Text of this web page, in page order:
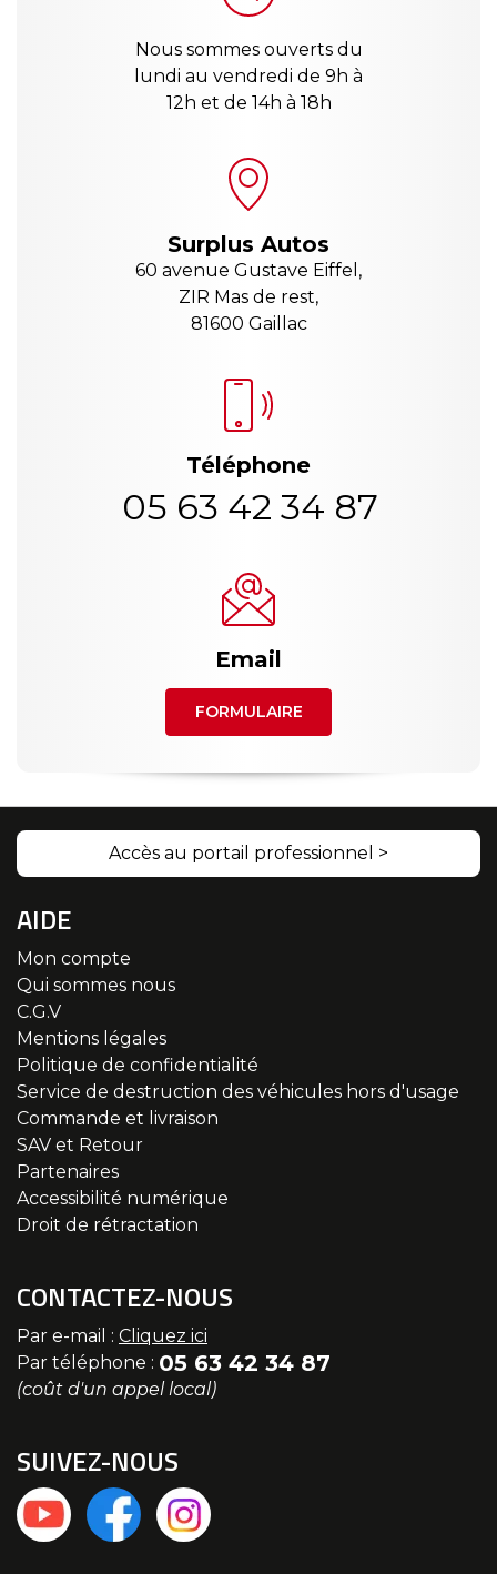
Nous sommes ouverts du
lundi au vendredi de 9h à
12h et de 14h à 18h
Surplus Autos
60 avenue Gustave Eiffel,
ZIR Mas de rest,
81600 Gaillac
Téléphone
05 63 42 34 87
Email
FORMULAIRE
Accès au portail professionnel >
AIDE
Mon compte
Qui sommes nous
C.G.V
Mentions légales
Politique de confidentialité
Service de destruction des véhicules hors d'usage
Commande et livraison
SAV et Retour
Partenaires
Accessibilité numérique
Droit de rétractation
CONTACTEZ-NOUS
Par e-mail : Cliquez ici
Par téléphone : 05 63 42 34 87
(coût d'un appel local)
SUIVEZ-NOUS